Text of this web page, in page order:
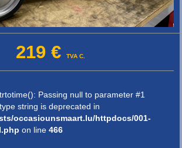
219 € TVA C.
Passing null to parameter #1
string is deprecated in
occasiounsmaart.lu/httpdocs/001-
on line 466